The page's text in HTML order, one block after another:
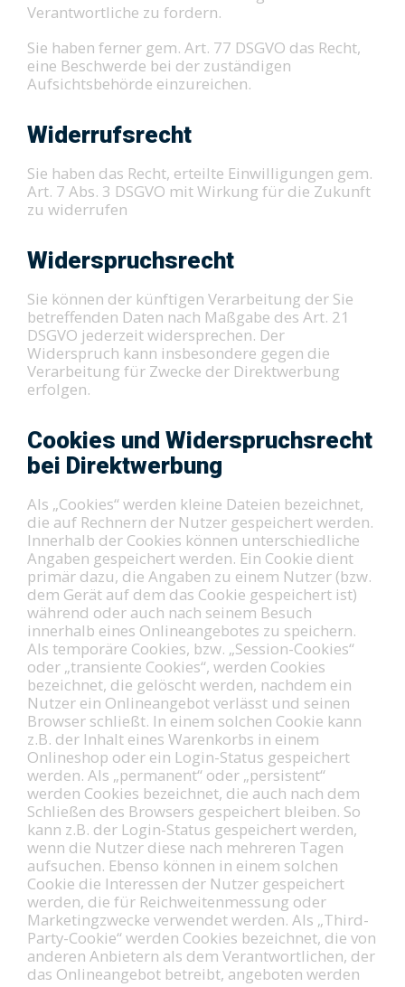
Verantwortliche zu fordern.
Sie haben ferner gem. Art. 77 DSGVO das Recht,
eine Beschwerde bei der zuständigen
Aufsichtsbehörde einzureichen.
Widerrufsrecht
Sie haben das Recht, erteilte Einwilligungen gem.
Art. 7 Abs. 3 DSGVO mit Wirkung für die Zukunft
zu widerrufen
Widerspruchsrecht
Sie können der künftigen Verarbeitung der Sie
betreffenden Daten nach Maßgabe des Art. 21
DSGVO jederzeit widersprechen. Der
Widerspruch kann insbesondere gegen die
Verarbeitung für Zwecke der Direktwerbung
erfolgen.
Cookies und Widerspruchsrecht
bei Direktwerbung
Als „Cookies“ werden kleine Dateien bezeichnet,
die auf Rechnern der Nutzer gespeichert werden.
Innerhalb der Cookies können unterschiedliche
Angaben gespeichert werden. Ein Cookie dient
primär dazu, die Angaben zu einem Nutzer (bzw.
dem Gerät auf dem das Cookie gespeichert ist)
während oder auch nach seinem Besuch
innerhalb eines Onlineangebotes zu speichern.
Als temporäre Cookies, bzw. „Session-Cookies“
oder „transiente Cookies“, werden Cookies
bezeichnet, die gelöscht werden, nachdem ein
Nutzer ein Onlineangebot verlässt und seinen
Browser schließt. In einem solchen Cookie kann
z.B. der Inhalt eines Warenkorbs in einem
Onlineshop oder ein Login-Status gespeichert
werden. Als „permanent“ oder „persistent“
werden Cookies bezeichnet, die auch nach dem
Schließen des Browsers gespeichert bleiben. So
kann z.B. der Login-Status gespeichert werden,
wenn die Nutzer diese nach mehreren Tagen
aufsuchen. Ebenso können in einem solchen
Cookie die Interessen der Nutzer gespeichert
werden, die für Reichweitenmessung oder
Marketingzwecke verwendet werden. Als „Third-
Party-Cookie“ werden Cookies bezeichnet, die von
anderen Anbietern als dem Verantwortlichen, der
das Onlineangebot betreibt, angeboten werden